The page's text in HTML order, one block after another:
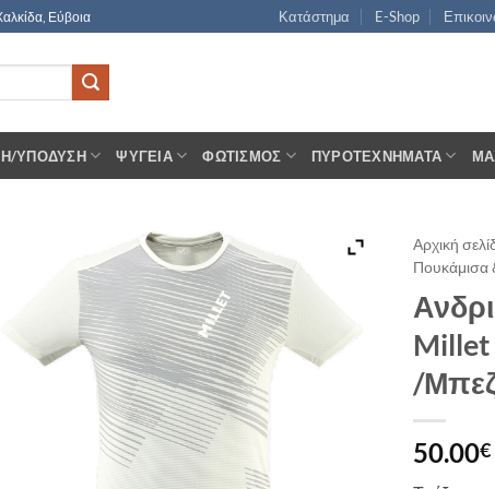
Εύβοια Κατάστημα E-Shop
ΥΠΌΔΥΣΗ ΨΥΓΕΊΑ ΦΩΤΙΣΜΌΣ ΠΥΡΟΤΕΧΝΉΜΑΤΑ
Αρχική
Πουκάμισα
Millet
/
50.00€